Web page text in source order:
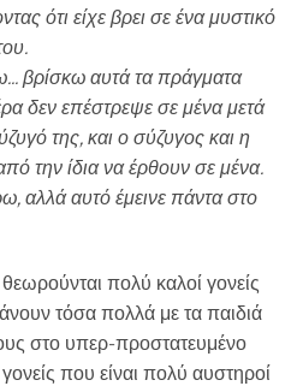
ότι είχε βρει σε ένα μυστικό
βρίσκω αυτά τα πράγματα
δεν επέστρεψε σε μένα μετά
της, και ο σύζυγος και η
την ίδια να έρθουν σε μένα.
αλλά αυτό έμεινε πάντα στο
πολύ καλοί γονείς
τόσα πολλά με τα παιδιά
στο υπερ-προστατευμένο
γονείς που είναι πολύ αυστηροί